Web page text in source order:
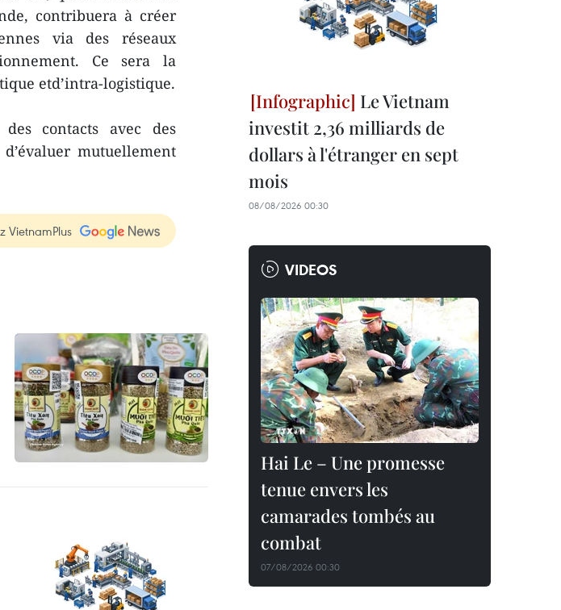
contribuera à créer
via des réseaux
Ce sera la
etd’intra-logistique.
contacts avec des
mutuellement
VietnamPlus
Le Vietnam
investit 2,36 milliards de
dollars à l'étranger en sept
mois
08/08/2026 00:30
VIDEOS
Hai Le – Une promesse
tenue envers les
camarades tombés au
combat
07/08/2026 00:30